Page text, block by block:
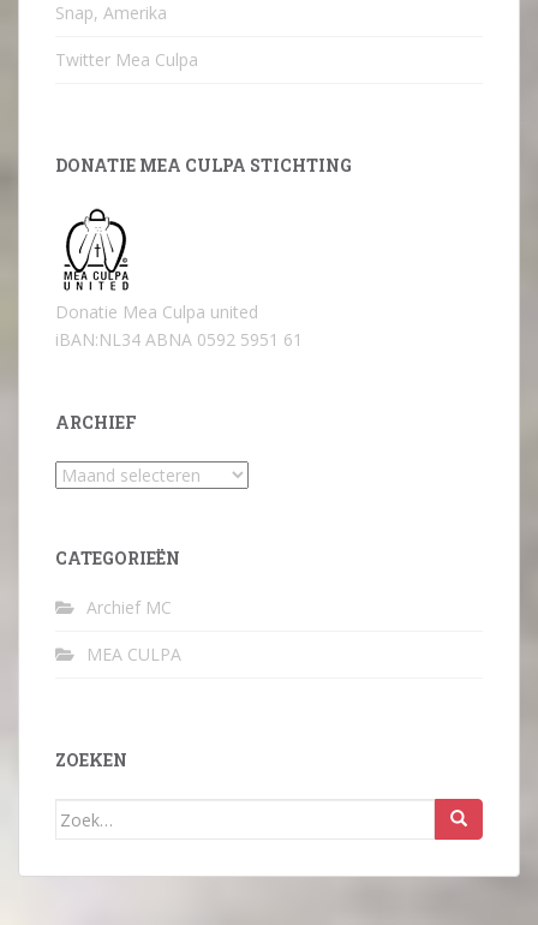
Snap, Amerika
Twitter Mea Culpa
DONATIE MEA CULPA STICHTING
Donatie Mea Culpa united
iBAN:NL34 ABNA 0592 5951 61
ARCHIEF
Archief
CATEGORIEËN
Archief MC
MEA CULPA
ZOEKEN
Zoek